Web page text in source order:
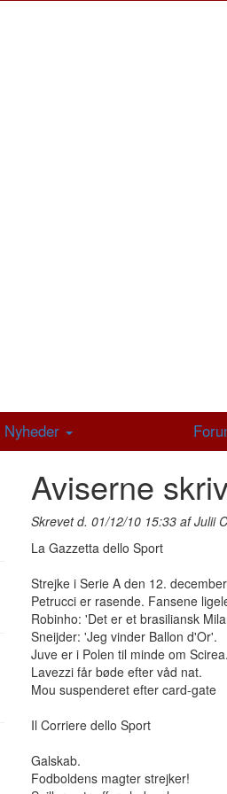
Nyheder
Aviserne
Skrevet d. 01/12/10 15:33 af Julii
La Gazzetta dello Sport
Strejke i Serie A den 12.
Petrucci er rasende. Fansene
Robinho: 'Det er et brasiliansk
Sneijder: 'Jeg vinder Ballon d'Or'.
Juve er i Polen til minde om Scirea.
Lavezzi får bøde efter våd nat.
Mou suspenderet efter card-gate
Il Corriere dello Sport
Galskab.
Fodboldens magter strejker!